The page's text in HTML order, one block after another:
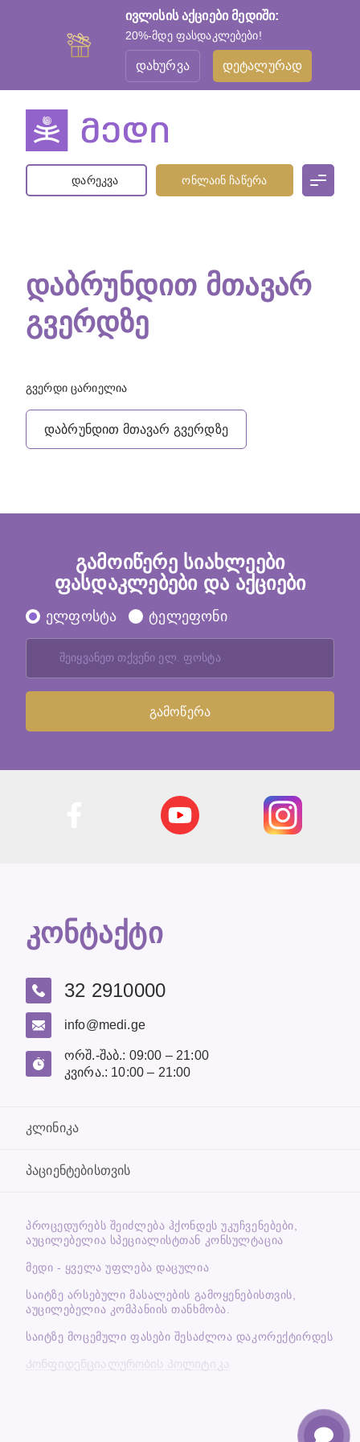
ივლისის აქციები მედიში:
20%-მდე ფასდაკლებები!
დახურვა დეტალურად
დარეკვა ონლაინ ჩაწერა
ᲓᲐᲑᲠᲣᲜᲓᲘᲗ ᲛᲗᲐᲕᲐᲠ
ᲒᲕᲔᲠᲓᲖᲔ
გვერდი ცარიელია
დაბრუნდით მთავარ გვერდზე
გამოიწერე სიახლეები
ფასდაკლებები და აქციები
ელფოსტა ტელეფონი
კონტაქტი
32 2910000
info@medi.ge
ორშ.-შაბ.: 09:00 – 21:00
კვირა.: 10:00 – 21:00
კლინიკა
პაციენტებისთვის
ᲞᲠᲝᲪᲔᲓᲣᲠᲔᲑᲡ ᲨᲔᲘᲫᲚᲔᲑᲐ ᲰᲥᲝᲜᲓᲔᲡ ᲣᲙᲣᲩᲕᲔᲜᲔᲑᲔᲑᲘ,
ᲐᲣᲪᲘᲚᲔᲑᲔᲚᲘᲐ ᲡᲞᲔᲪᲘᲐᲚᲘᲡᲢᲗᲐᲜ ᲙᲝᲜᲡᲣᲚᲢᲐᲪᲘᲐ
მედი - ყველა უფლება დაცულია
საიტზე არსებული მასალების გამოყენებისთვის,
აუცილებელია კომპანიის თანხმობა.
საიტზე მოცემული ფასები შესაძლოა დაკორექტირდეს
Კონფიდენციალურობის პოლიტიკა